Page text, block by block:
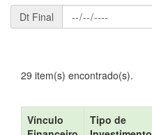
Dt Final
29 item(s) encontrado(s).
Vínculo
Tipo de